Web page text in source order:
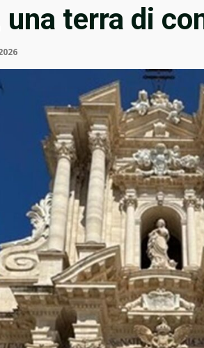
una terra di